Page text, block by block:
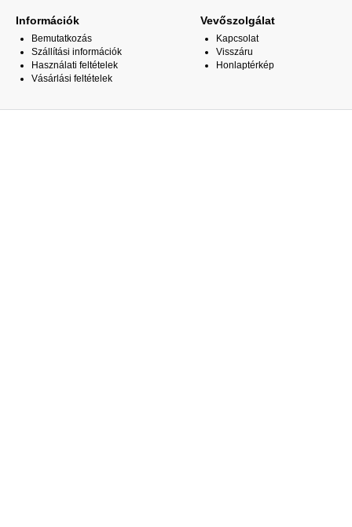
Információk
Bemutatkozás
Szállítási információk
Használati feltételek
Vásárlási feltételek
Vevőszolgálat
Kapcsolat
Visszáru
Honlaptérkép